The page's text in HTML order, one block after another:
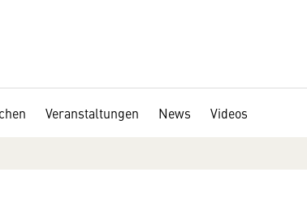
Veranstaltungen News Videos